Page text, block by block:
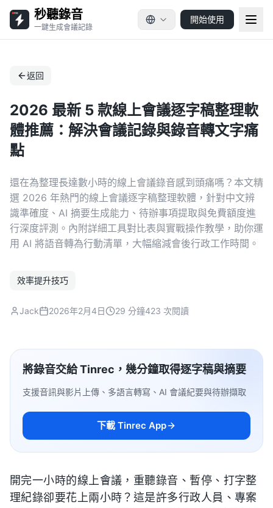
秒聽錄音
一鍵生成會議記錄
開始使用
返回
2026 最新 5 款線上會議逐字稿整理軟
體推薦：解決會議記錄與錄音轉文字痛
點
還在為整理長達數小時的線上會議錄音感到頭痛嗎？本文精
選 2026 年熱門的線上會議逐字稿整理軟體，針對中文辨
識準確度、AI 摘要生成能力、待辦事項提取與免費額度進
行深度評測。內附詳細工具對比表與實戰操作教學，助你運
用 AI 將語音轉為行動清單，大幅縮減會後行政工作時間。
效率提升技巧
Jack 2026年2月4日 29 分鐘423 次閱讀
將錄音交給 Tinrec，幾分鐘取得逐字稿與摘要
支援音訊與影片上傳、多語言轉寫、AI 會議紀要與待辦擷取
下載 Tinrec App
開完一小時的線上會議，重聽錄音、暫停、打字整
理紀錄卻要花上兩小時？這是許多行政人員、專案